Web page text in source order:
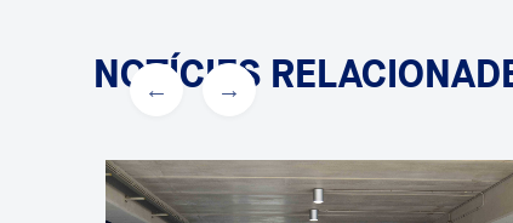
NOTÍCIES